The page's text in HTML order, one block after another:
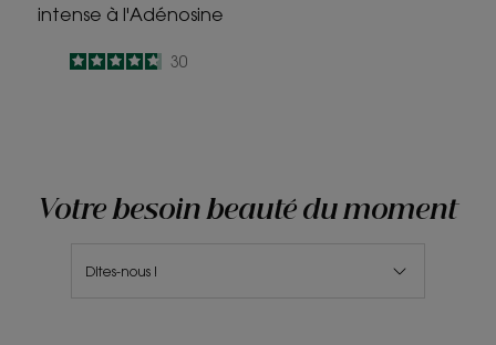
intense à l'Adénosine
4.7
/
5
30
Votre besoin beauté du moment
Dites-nous !